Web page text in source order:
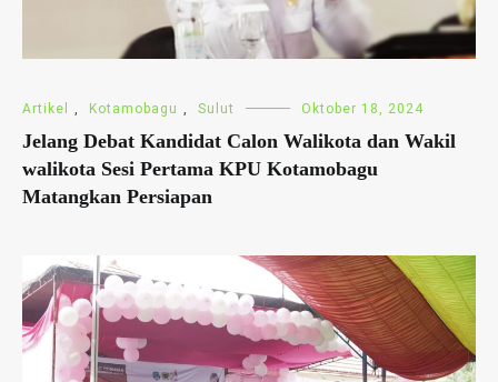
Artikel , Kotamobagu , Sulut Oktober 18, 2024
Jelang Debat Kandidat Calon Walikota dan Wakil
walikota Sesi Pertama KPU Kotamobagu
Matangkan Persiapan